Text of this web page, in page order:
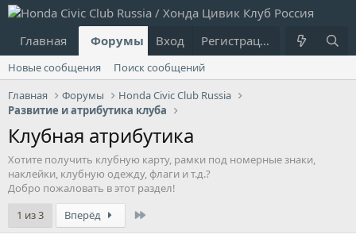
Главная Форумы Что нового?
Вход Регистрация
Новые сообщения
Поиск сообщений
Главная
Форумы
Honda Civic Club Russia
Развитие и атрибутика клуба
Клубная атрибутика
Хотите получить клубную карту, рамки под номерные знаки,
наклейки, клубную одежду, флаги и т.д.?
Добро пожаловать в этот раздел!
1 из 3
Вперёд